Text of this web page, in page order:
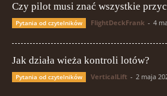
Czy pilot musi znać wszystkie
Pytania od czytelników FlightDeckFrank - 4
Jak działa wieża kontroli lotów?
Pytania od czytelników VerticalLift - 2 maja